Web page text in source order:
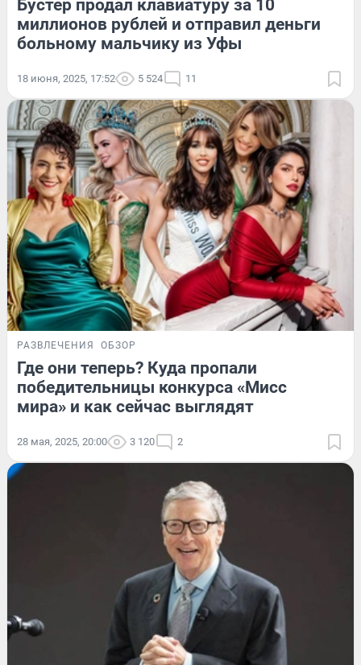
Бустер продал клавиатуру за 10
миллионов рублей и отправил деньги
больному мальчику из Уфы
18 июня, 2025, 17:52 5 524 11
РАЗВЛЕЧЕНИЯ ОБЗОР
Где они теперь? Куда пропали
победительницы конкурса «Мисс
мира» и как сейчас выглядят
28 мая, 2025, 20:00 3 120 2